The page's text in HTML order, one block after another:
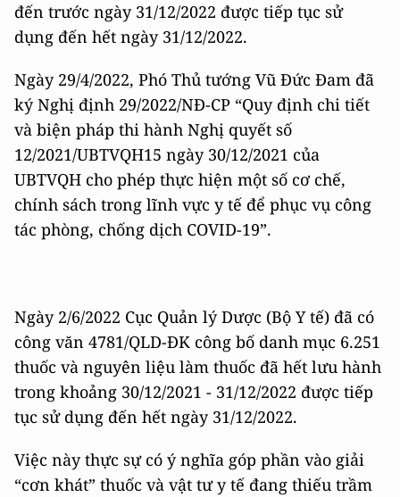
đến trước ngày 31/12/2022 được tiếp tục sử
dụng đến hết ngày 31/12/2022.
Ngày 29/4/2022, Phó Thủ tướng Vũ Đức Đam đã
ký Nghị định 29/2022/NĐ-CP “Quy định chi tiết
và biện pháp thi hành Nghị quyết số
12/2021/UBTVQH15 ngày 30/12/2021 của
UBTVQH cho phép thực hiện một số cơ chế,
chính sách trong lĩnh vực y tế để phục vụ công
tác phòng, chống dịch COVID-19”.
Ngày 2/6/2022 Cục Quản lý Dược (Bộ Y tế) đã có
công văn 4781/QLD-ĐK công bố danh mục 6.251
thuốc và nguyên liệu làm thuốc đã hết lưu hành
trong khoảng 30/12/2021 - 31/12/2022 được tiếp
tục sử dụng đến hết ngày 31/12/2022.
Việc này thực sự có ý nghĩa góp phần vào giải
“cơn khát” thuốc và vật tư y tế đang thiếu trầm